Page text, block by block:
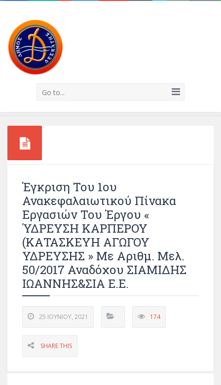
Go to...
Έγκριση Του 1ου
Ανακεφαλαιωτικού Πίνακα
Εργασιών Του Έργου «
ΎΔΡΕΥΣΗ ΚΑΡΠΕΡΟΥ
(ΚΑΤΑΣΚΕΥΗ ΑΓΩΓΟΥ
ΥΔΡΕΥΣΗΣ » Με Αριθμ. Μελ.
50/2017 Αναδόχου ΣΙΑΜΙΔΗΣ
ΙΩΑΝΝΗΣ&ΣΙΑ Ε.Ε.
25 ΙΟΥΝΊΟΥ, 2021 174
SHARE THIS